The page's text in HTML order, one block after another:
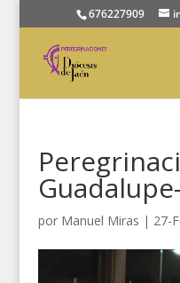
676227909
por Manuel Miras | 27-